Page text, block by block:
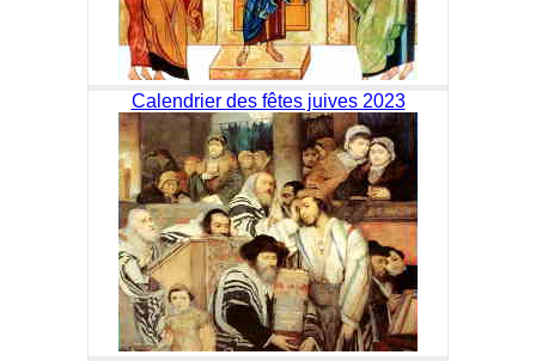
Calendrier des fêtes juives 2023